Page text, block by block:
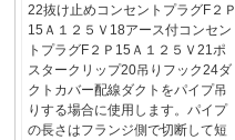
22抜け止めコンセントプラグF２Ｐ
15Ａ１２５Ｖ18アース付コンセン
トプラグF２Ｐ15Ａ１２５Ｖ21ポ
スタークリップ20吊りフック24ダ
クトカバー配線ダクトをパイプ吊
りする場合に使用します。パイプ
の長さはフランジ側で切断して短